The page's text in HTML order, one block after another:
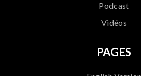
Podcast
Vidéos
PAGES